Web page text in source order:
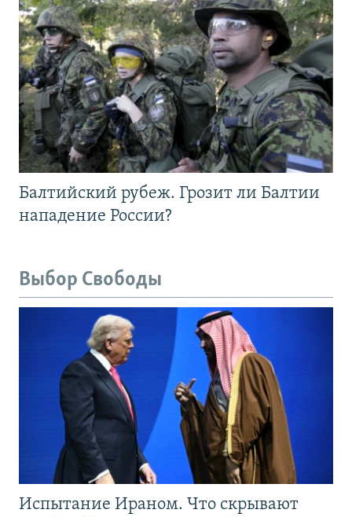
Балтийский рубеж. Грозит ли Балтии
нападение России?
Выбор Свободы
Испытание Ираном. Что скрывают